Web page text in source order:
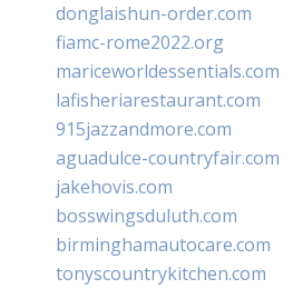
donglaishun-order.com
fiamc-rome2022.org
mariceworldessentials.com
lafisheriarestaurant.com
915jazzandmore.com
aguadulce-countryfair.com
jakehovis.com
bosswingsduluth.com
birminghamautocare.com
tonyscountrykitchen.com